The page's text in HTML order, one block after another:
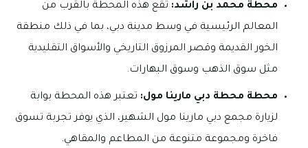
محطة محمد بن راشد: تقع هذه المحطة بالقرب من
المعالم الرئيسية في وسط مدينة دبي، بما في ذلك منطقة
الخور القديمة وقصر المرزوق التاريخي والأسواق التقليدية
مثل سوق الذهب وسوق البهارات.
محطة محطة دبي مارينا مول: تعتبر هذه المحطة بوابة
لزيارة مجمع دبي مارينا مول الشهير، الذي يوفر تجربة تسوق
فاخرة ومجموعة متنوعة من المطاعم والمقاهي.